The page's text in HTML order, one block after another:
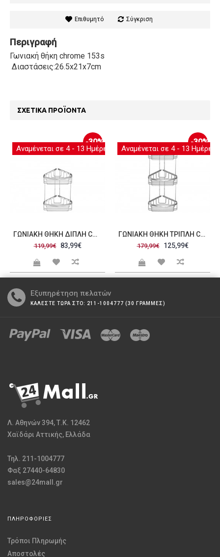
Επιθυμητό Σύγκριση
Περιγραφή
Γωνιακή θήκη chrome 153s
Διαστάσεις:26.5x21x7cm
ΣΧΕΤΙΚΆ ΠΡΟΪΌΝΤΑ
-30%
Αναμένεται σε 4 - 13 Ημέρες
ΓΩΝΙΑΚΉ ΘΉΚΗ ΔΙΠΛΉ CHROME 153S
119,99€ 83,99€
-30%
Αναμένεται σε 4 - 13 Ημέρες
ΓΩΝΙΑΚΉ ΘΉΚΗ ΤΡΙΠΛΉ CHROME 153S
179,99€ 125,99€
Εξυπηρέτηση πελατών
ΚΑΛΕΣΤΕ ΤΩΡΑ ΣΤΟ: 211-1004777 (30 ΓΡΑΜΜΕΣ)
Λ. Αθηνών 394, Τ.Κ. 12462
Χαϊδάρι Αττικής, Ελλάδα
Τηλ. 211-1004777
Φαξ 27440-64830
sales@24mall.gr
ΠΛΗΡΟΦΟΡΙΕΣ
Τρόποι Πληρωμής
Αποστολές